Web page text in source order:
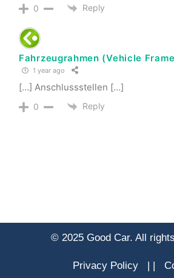
0 Reply
Fahrzeugrahmen (Vehicle
1 year ago
[…] Anschlussstellen […]
0 Reply
© 2025 Good Car. All
Privacy Policy | |